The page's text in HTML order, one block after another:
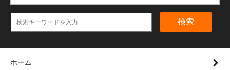
検索
ホーム